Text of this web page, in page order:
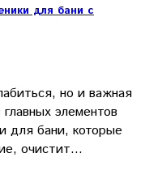
для бани с
но и важная
элементов
для бани, которые
очистит…